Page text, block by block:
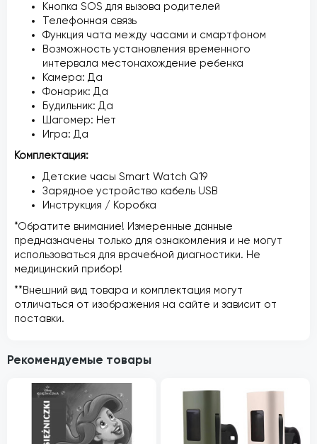
Кнопка SOS для вызова родителей
Телефонная связь
Функция чата между часами и смартфоном
Возможность установления временного
интервала местонахождение ребенка
Камера: Да
Фонарик: Да
Будильник: Да
Шагомер: Нет
Игра: Да
Комплектация:
Детские часы Smart Watch Q19
Зарядное устройство кабель USB
Инструкция / Коробка
*Обратите внимание! Измеренные данные
предназначены только для ознакомления и не могут
использоваться для врачебной диагностики. Не
медицинский прибор!
**Внешний вид товара и комплектация могут
отличаться от изображения на сайте и зависит от
поставки.
Рекомендуемые товары